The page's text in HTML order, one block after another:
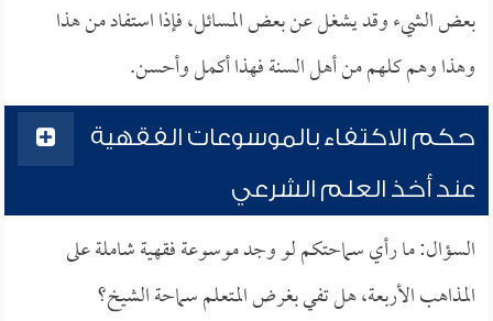
بعض الشيء وقد يشغل عن بعض المسائل، فإذا استفاد من هذا
وهذا وهم كلهم من أهل السنة فهذا أكمل وأحسن.
حكم الاكتفاء بالموسوعات الفقهية
عند أخذ العلم الشرعي
السؤال: ما رأي سماحتكم لو وجد موسوعة فقهية شاملة على
المذاهب الأربعة، هل تفي بغرض المتعلم سماحة الشيخ؟